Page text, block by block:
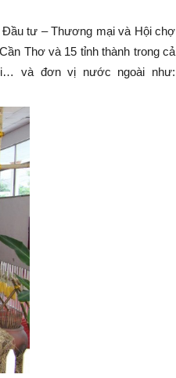
Đầu tư – Thương mại và Hội chợ
Thơ và 15 tỉnh thành trong cả
và đơn vị nước ngoài như: